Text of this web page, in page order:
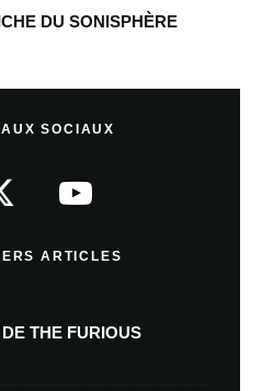
DU SONISPHÈRE
SOCIAUX
ARTICLES
THE FURIOUS